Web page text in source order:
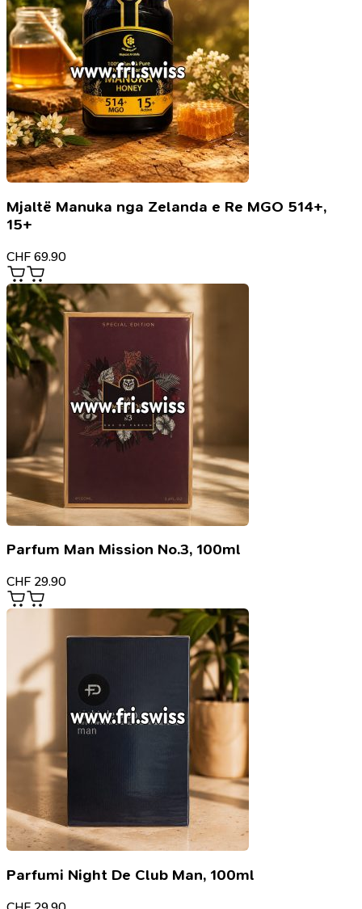
Mjaltë Manuka nga Zelanda e Re MGO 514+,
15+
CHF 69.90
Parfum Man Mission No.3, 100ml
CHF 29.90
Parfumi Night De Club Man, 100ml